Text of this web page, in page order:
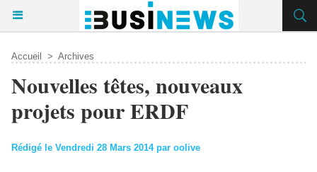
Accueil > Archives
Nouvelles têtes, nouveaux
projets pour ERDF
Rédigé le Vendredi 28 Mars 2014 par oolive